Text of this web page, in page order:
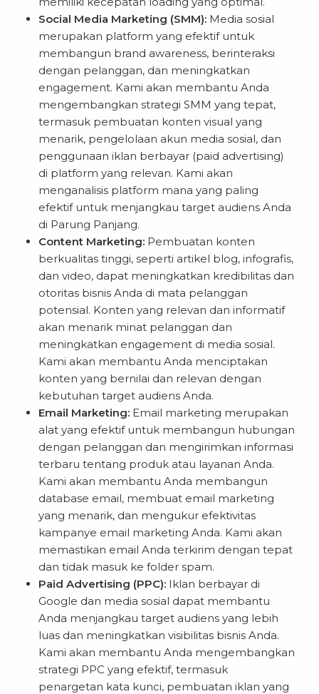
Social Media Marketing (SMM): Media sosial
merupakan platform yang efektif untuk
membangun brand awareness, berinteraksi
dengan pelanggan, dan meningkatkan
engagement. Kami akan membantu Anda
mengembangkan strategi SMM yang tepat,
termasuk pembuatan konten visual yang
menarik, pengelolaan akun media sosial, dan
penggunaan iklan berbayar (paid advertising)
di platform yang relevan. Kami akan
menganalisis platform mana yang paling
efektif untuk menjangkau target audiens Anda
di Parung Panjang.
Content Marketing: Pembuatan konten
berkualitas tinggi, seperti artikel blog, infografis,
dan video, dapat meningkatkan kredibilitas dan
otoritas bisnis Anda di mata pelanggan
potensial. Konten yang relevan dan informatif
akan menarik minat pelanggan dan
meningkatkan engagement di media sosial.
Kami akan membantu Anda menciptakan
konten yang bernilai dan relevan dengan
kebutuhan target audiens Anda.
Email Marketing: Email marketing merupakan
alat yang efektif untuk membangun hubungan
dengan pelanggan dan mengirimkan informasi
terbaru tentang produk atau layanan Anda.
Kami akan membantu Anda membangun
database email, membuat email marketing
yang menarik, dan mengukur efektivitas
kampanye email marketing Anda. Kami akan
memastikan email Anda terkirim dengan tepat
dan tidak masuk ke folder spam.
Paid Advertising (PPC): Iklan berbayar di
Google dan media sosial dapat membantu
Anda menjangkau target audiens yang lebih
luas dan meningkatkan visibilitas bisnis Anda.
Kami akan membantu Anda mengembangkan
strategi PPC yang efektif, termasuk
penargetan kata kunci, pembuatan iklan yang